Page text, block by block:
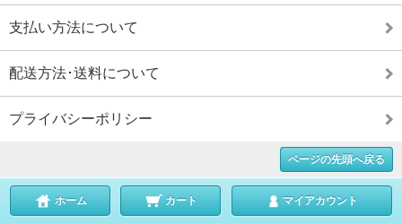
支払い方法について
配送方法･送料について
プライバシーポリシー
ページの先頭へ戻る
ホーム カート マイアカウント